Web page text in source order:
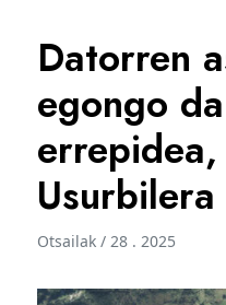
Datorren
egongo
Usurbilera
Otsailak / 28 . 2025